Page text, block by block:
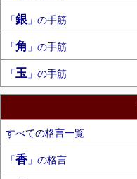
「銀 」の手筋
「角 」の手筋
「玉 」の手筋
すべての格言一覧
「香」の格言